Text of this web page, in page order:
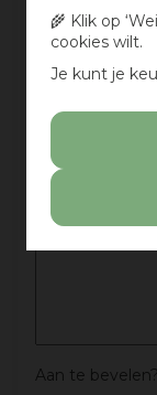
🌾 Klik op
cookies wilt.
Je kunt je
Mijn ervaring
Jouw mening
Aan te bevelen?